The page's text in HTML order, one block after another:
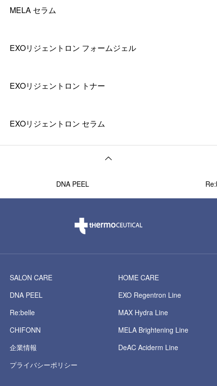
MELA セラム
EXOリジェントロン フォームジェル
EXOリジェントロン トナー
EXOリジェントロン セラム
DNA PEEL
SALON CARE
DNA PEEL
Re:belle
CHIFONN
企業情報
プライバシーポリシー
HOME CARE
EXO Regentron Line
MAX Hydra Line
MELA Brightening Line
DeAC Aciderm Line